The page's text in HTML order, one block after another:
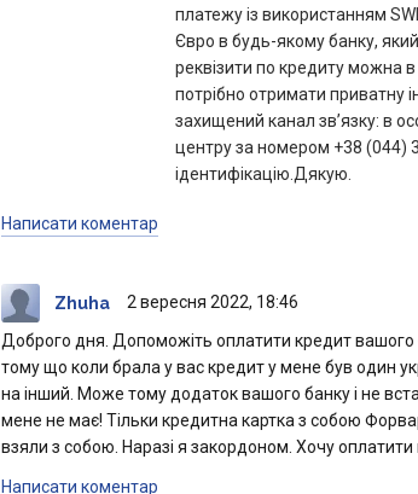
платежу із використанням
Євро в будь-якому банку,
реквізити по кредиту можна
потрібно отримати
захищений канал зв’язку: в
центру за номером +38 (044)
ідентифікацію.Дякую.
Написати коментар
Zhuha
2 вересня 2022, 18:46
Доброго дня. Допоможіть оплатити кредит
тому що коли брала у вас кредит у мене був один
на інший. Може тому додаток вашого банку і не
мене не має! Тільки кредитна картка з собою
взяли з собою. Наразі я закордоном. Хочу
Написати коментар